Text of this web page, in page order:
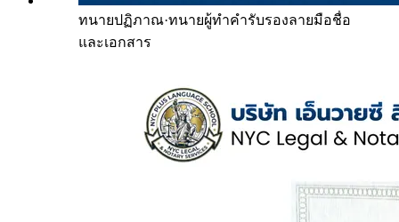
ทนายปฏิภาณ·ทนายผู้ทำคำรับรองลายมือชื่อ
และเอกสาร